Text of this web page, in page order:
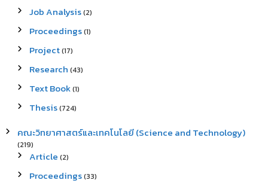
Job Analysis(2)
Proceedings(1)
Project(17)
Research (43)
Text Book(1)
Thesis(724)
คณะวิทยาศาสตร์และเทคโนโลยี (Science and Technology)
(219)
Article (2)
Proceedings(33)